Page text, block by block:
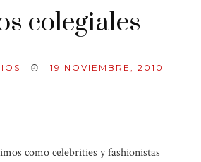
colegiales
19 NOVIEMBRE, 2010
como celebrities y fashionistas